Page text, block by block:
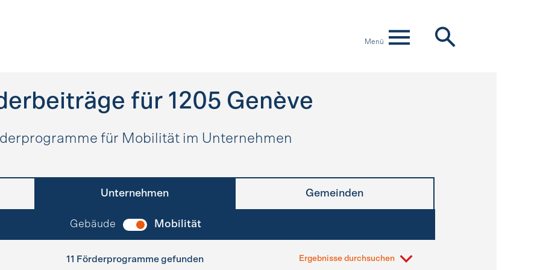
Menü
für 1205 Genève
für Mobilität im Unternehmen
Unternehmen Gemeinden
Gebäude Mobilität
11 Förderprogramme gefunden Ergebnisse durchsuchen